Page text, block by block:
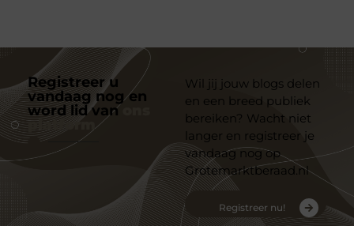
Registreer u
vandaag nog en
word lid van
platform
Wil jij jouw blogs delen
en een breed publiek
bereiken? Wacht niet
langer en registreer je
vandaag nog op
Grotemarktberaad.nl
Registreer nu!